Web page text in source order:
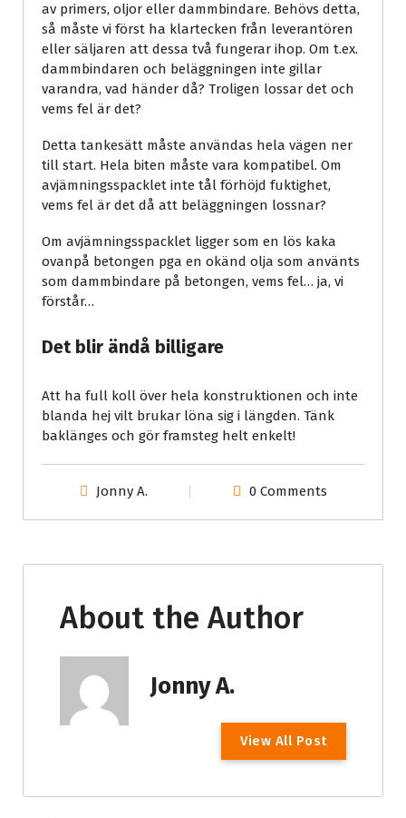
av primers, oljor eller dammbindare. Behövs detta,
så måste vi först ha klartecken från leverantören
eller säljaren att dessa två fungerar ihop. Om t.ex.
dammbindaren och beläggningen inte gillar
varandra, vad händer då? Troligen lossar det och
vems fel är det?
Detta tankesätt måste användas hela vägen ner
till start. Hela biten måste vara kompatibel. Om
avjämningsspacklet inte tål förhöjd fuktighet,
vems fel är det då att beläggningen lossnar?
Om avjämningsspacklet ligger som en lös kaka
ovanpå betongen pga en okänd olja som använts
som dammbindare på betongen, vems fel… ja, vi
förstår…
Det blir ändå billigare
Att ha full koll över hela konstruktionen och inte
blanda hej vilt brukar löna sig i längden. Tänk
baklänges och gör framsteg helt enkelt!
Jonny A. 0 Comments
About the Author
Jonny A.
View All Post